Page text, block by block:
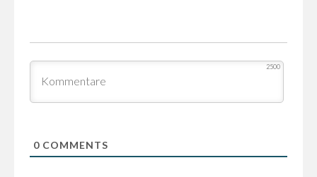
2500
0COMMENTS